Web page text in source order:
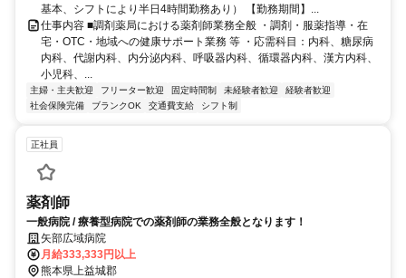
基本、シフトにより半日4時間勤務あり） 【勤務期間】...
仕事内容 ■調剤薬局における薬剤師業務全般 ・調剤・服薬指導・在
宅・OTC・地域への健康サポート業務 等 ・応需科目：内科、糖尿病
内科、代謝内科、内分泌内科、呼吸器内科、循環器内科、漢方内科、
小児科、...
主婦・主夫歓迎 フリーター歓迎 固定時間制 未経験者歓迎
経験者歓迎
社会保険完備
ブランクOK 交通費支給 シフト制
正社員
薬剤師
一般病院 / 療養型病院での薬剤師の業務全般となります！
矢部広域病院
月給333,333円以上
熊本県上益城郡